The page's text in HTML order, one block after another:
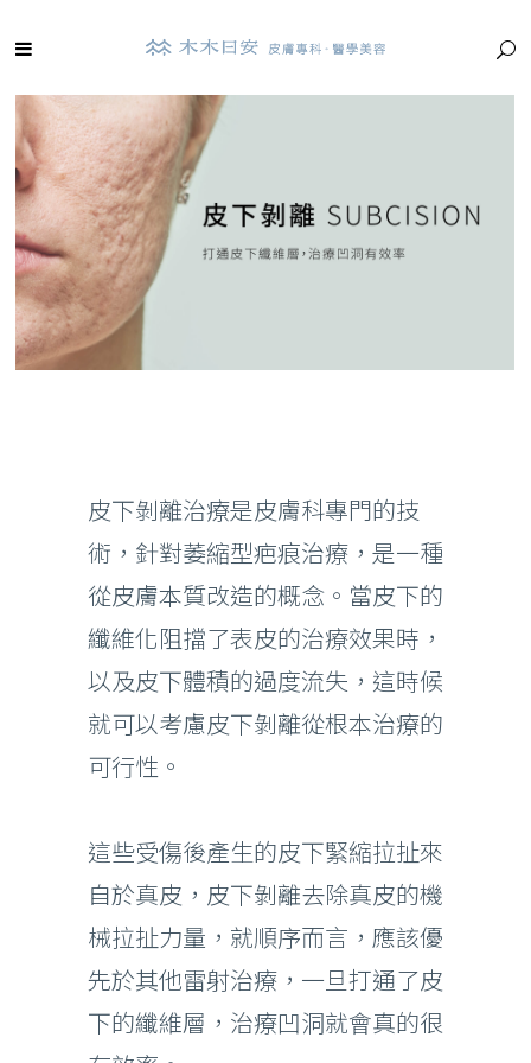
皮下剝離治療是皮膚科專門的技
術，針對萎縮型疤痕治療，是一種
從皮膚本質改造的概念。當皮下的
纖維化阻擋了表皮的治療效果時，
以及皮下體積的過度流失，這時候
就可以考慮皮下剝離從根本治療的
可行性。
這些受傷後產生的皮下緊縮拉扯來
自於真皮，皮下剝離去除真皮的機
械拉扯力量，就順序而言，應該優
先於其他雷射治療，一旦打通了皮
下的纖維層，治療凹洞就會真的很